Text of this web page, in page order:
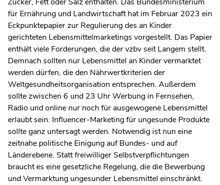
Zucker, Fett oder Salz enthalten. Das Bundesministerium
für Ernährung und Landwirtschaft hat im Februar 2023 ein
Eckpunktepapier zur Regulierung des an Kinder
gerichteten Lebensmittelmarketings vorgestellt. Das Papier
enthält viele Forderungen, die der vzbv seit Langem stellt.
Demnach sollten nur Lebensmittel an Kinder vermarktet
werden dürfen, die den Nährwertkriterien der
Weltgesundheitsorganisation entsprechen. Außerdem
sollte zwischen 6 und 23 Uhr Werbung in Fernsehen,
Radio und online nur noch für ausgewogene Lebensmittel
erlaubt sein. Influencer-Marketing für ungesunde Produkte
sollte ganz untersagt werden. Notwendig ist nun eine
zeitnahe politische Einigung auf Bundes- und auf
Länderebene. Statt freiwilliger Selbstverpflichtungen
braucht es eine gesetzliche Regelung, die die Bewerbung
und Vermarktung ungesunder Lebensmittel einschränkt.